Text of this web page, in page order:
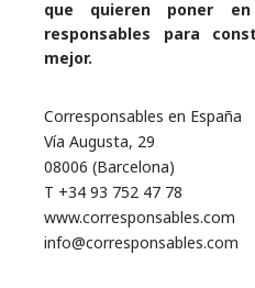
que quieren poner
responsables para
mejor.
Corresponsables en España
Vía Augusta, 29
08006 (Barcelona)
T +34 93 752 47 78
www.corresponsables.com
info@corresponsables.com